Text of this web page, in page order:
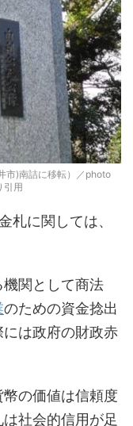
市)南詰に移転）／photo
引用
札に関しては、
関として商法
のための資金捻出
は政府の財政赤
の価値は信頼度
社会的信用が足